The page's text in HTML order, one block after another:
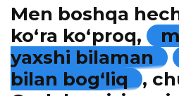
Men boshqa
ko‘ra ko‘proq,
yaxshi bilaman
bilan bog‘liq
,